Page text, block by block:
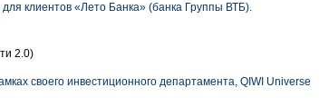
клиентов «Лето Банка» (банка Группы ВТБ).
2.0)
своего инвестиционного департамента, QIWI Universe